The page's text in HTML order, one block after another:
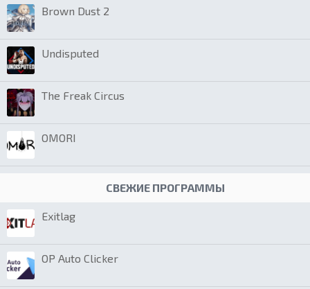
Brown Dust 2
Undisputed
The Freak Circus
OMORI
СВЕЖИЕ ПРОГРАММЫ
Exitlag
OP Auto Clicker